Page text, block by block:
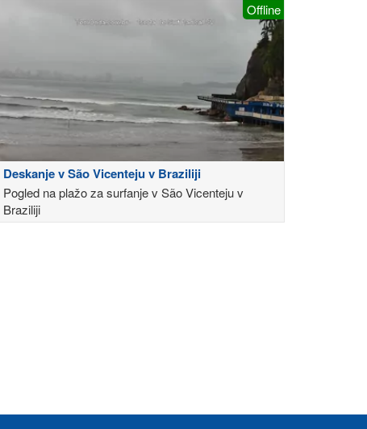
Offline
Deskanje v São Vicenteju v Braziliji
Pogled na plažo za surfanje v São Vicenteju v
Braziliji